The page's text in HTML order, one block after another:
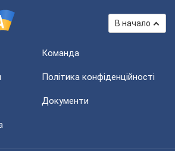
В начало
Команда
Політика конфіденційності
Документи